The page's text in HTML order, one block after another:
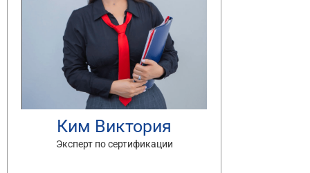
Ким Виктория
Эксперт по сертификации